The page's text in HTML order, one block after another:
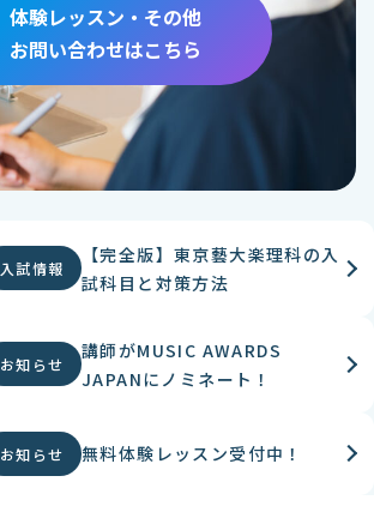
体験レッスン・その他
お問い合わせはこちら
入試情報
【完全版】東京藝大楽理科の入
試科目と対策方法
お知らせ
講師がMUSIC AWARDS
JAPANにノミネート！
お知らせ 無料体験レッスン受付中！